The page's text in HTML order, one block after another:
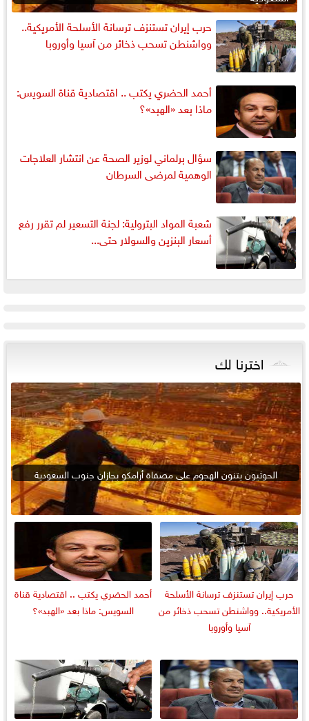
حرب إيران تستنزف ترسانة الأسلحة الأمريكية..
وواشنطن تسحب ذخائر من آسيا وأوروبا
أحمد الحضري يكتب .. اقتصادية قناة السويس:
ماذا بعد «الهبد»؟
سؤال برلماني لوزير الصحة عن انتشار العلاجات
الوهمية لمرضى السرطان
شعبة المواد البترولية: لجنة التسعير لم تقرر رفع
أسعار البنزين والسولار حتى...
اخترنا لك
الحوثيون يتنون الهجوم على مصفاة أرامكو بجازان جنوب السعودية
حرب إيران تستنزف ترسانة الأسلحة
الأمريكية.. وواشنطن تسحب ذخائر من
آسيا وأوروبا
أحمد الحضري يكتب .. اقتصادية قناة
السويس: ماذا بعد «الهبد»؟